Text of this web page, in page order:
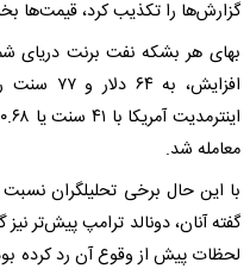
گزارش‌ها را تکذیب کرد، قیمت‌ها
معامله شد.
با این حال برخی تحلیلگران نسبت
گفته آنان، دونالد ترامپ پیش‌تر
لحظات پیش از وقوع آن رد کرده